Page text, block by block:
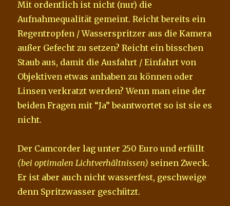
Mit ordentlich ist nicht (nur) die
Aufnahmequalität gemeint. Reicht bereits ein
Regentropfen / Wasserspritzer aus die Kamera
außer Gefecht zu setzen? Reicht ein bisschen
Staub aus, damit die Ausfahrt / Einfahrt von
Objektiven etwas anhaben zu können oder
Linsen verkratzt werden? Wenn man eine der
beiden Fragen mit “Ja” beantwortet so ist sie es
nicht.
Der Camcorder lag unter 250 Euro und erfüllt
(bei optimalen Lichtverhältnissen) seinen Zweck.
Er ist aber auch nicht wasserfest, geschweige
denn Spritzwasser geschützt.